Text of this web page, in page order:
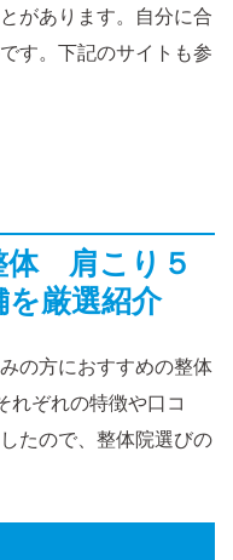
があります。自分に合
す。下記のサイトも参
体 肩こり５
厳選紹介
の方におすすめの整体
れぞれの特徴や口コ
たので、整体院選びの